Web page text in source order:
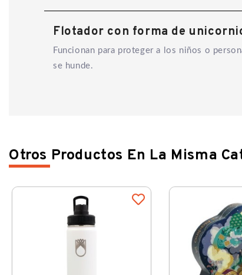
Flotador con forma de
Funcionan para proteger a los niños o
se hunde.
Otros Productos En La Misma